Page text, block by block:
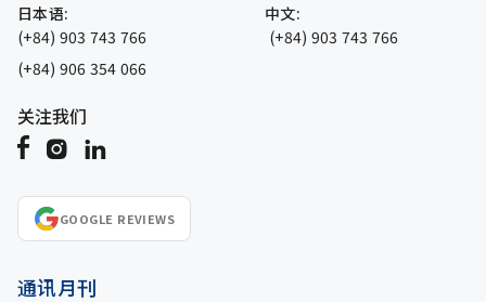
日本语:
(+84) 903 743 766
(+84) 906 354 066
中文:
(+84) 903 743 766
关注我们
GOOGLE REVIEWS
通讯月刊